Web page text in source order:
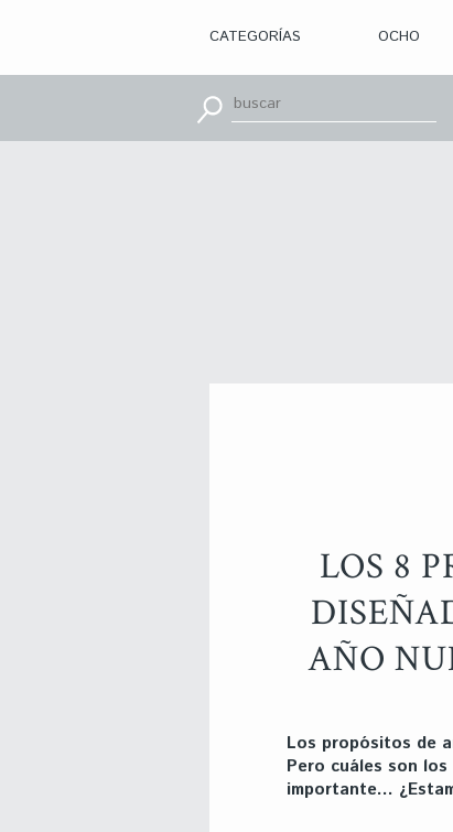
CATEGORÍAS
> DISEÑO
> APRENDE
CON
OCHO
LOS 8
AÑO
Los propósitos de
Pero cuáles son
importante…